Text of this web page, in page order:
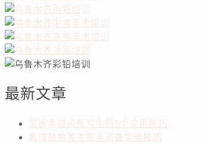
最新文章
掌握素描风景写生的5个实用技巧
素描静物写生新手必备实用技巧